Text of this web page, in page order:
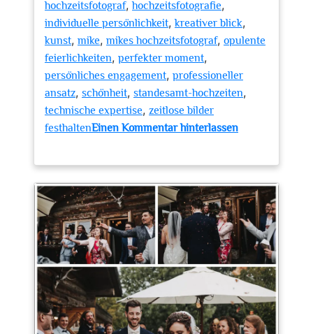
hochzeitsfotograf,hochzeitsfotografie,
individuelle persönlichkeit,kreativer blick,
kunst, mike, mikes hochzeitsfotograf, opulente
feierlichkeiten, perfekter moment,
persönliches engagement, professioneller
ansatz, schönheit, standesamt-hochzeiten,
technische expertise, zeitlose bilder
festhaltenEinen Kommentar hinterlassen
eingefangen:
Mike’s
Hochzeitsfotografie
in
Aktion